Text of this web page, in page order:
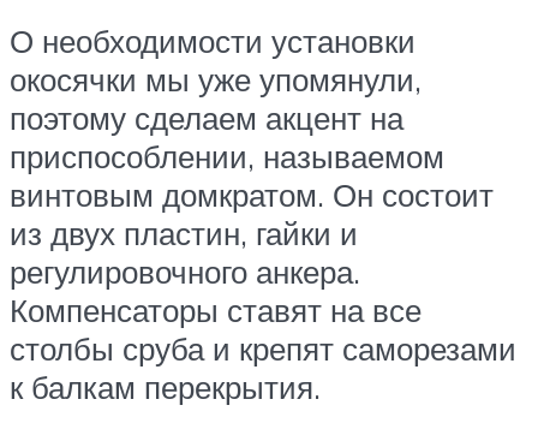
О необходимости установки
окосячки мы уже упомянули,
поэтому сделаем акцент на
приспособлении, называемом
винтовым домкратом. Он состоит
из двух пластин, гайки и
регулировочного анкера.
Компенсаторы ставят на все
столбы сруба и крепят саморезами
к балкам перекрытия.